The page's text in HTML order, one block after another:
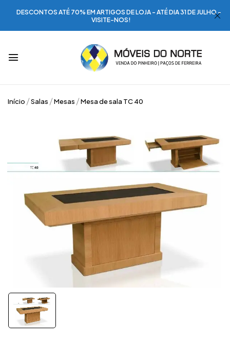
DESCONTOS ATÉ 70% EM ARTIGOS DE LOJA - ATÉ DIA 31 DE JULHO -
VISITE-NOS!
Início Salas Mesas Mesa de sala TC 40